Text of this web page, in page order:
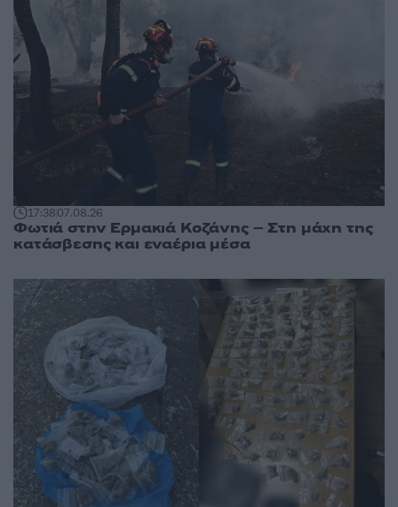
17:3807.08.26
Φωτιά στην Ερμακιά Κοζάνης – Στη μάχη της
κατάσβεσης και εναέρια μέσα